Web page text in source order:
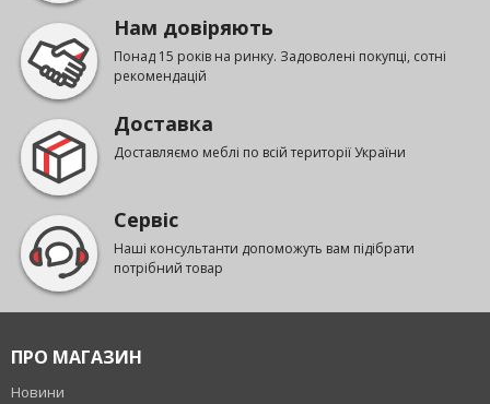
Нам довіряють
Понад 15 років на ринку. Задоволені покупці, сотні
рекомендацій
Доставка
Доставляємо меблі по всій території України
Сервіс
Наші консультанти допоможуть вам підібрати
потрібний товар
ПРО МАГАЗИН
Новини